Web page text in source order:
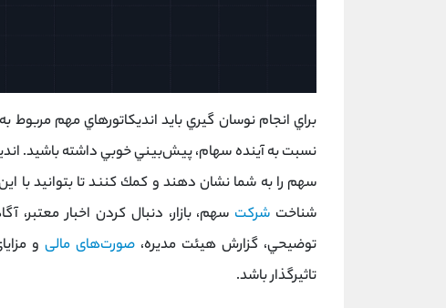
براي انجام نوسان گيري بايد انديكاتورهاي مهم مربوط
نسبت به آينده سهام، پيش‌‌بيني خوبي داشته باشيد.
سهم را به شما نشان دهند و كمك كنند تا بتوانيد با
شناخت شركت سهم، بازار، دنبال كردن اخبار
توضيحي، گزارش هیئت مدیره، صورت‌های مالیو
تاثيرگذار باشد.